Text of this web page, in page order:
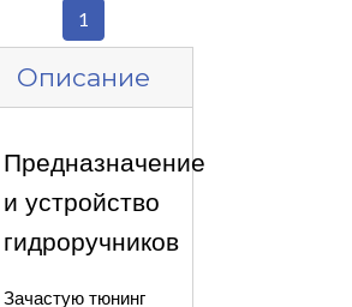
1
Описание
Предназначение
и устройство
гидроручников
Зачастую тюнинг